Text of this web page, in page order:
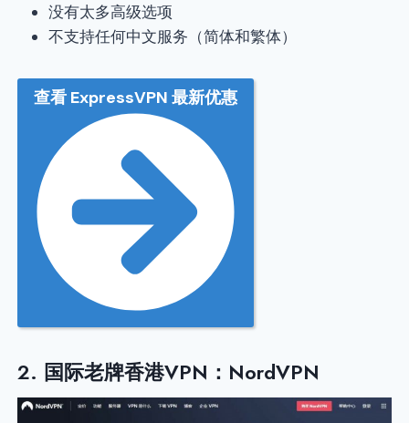
没有太多高级选项
不支持任何中文服务（简体和繁体）
查看 ExpressVPN 最新优惠
2. 国际老牌香港VPN：NordVPN